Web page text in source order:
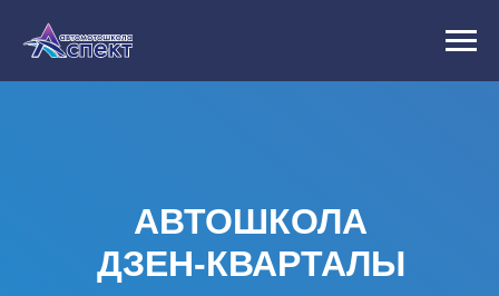
АВТОШКОЛА
ДЗЕН-КВАРТАЛЫ